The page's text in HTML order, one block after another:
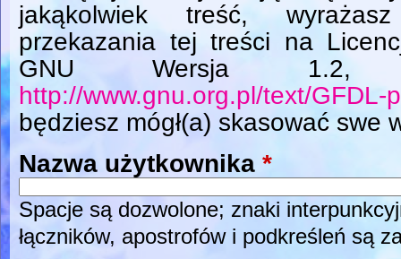
jakąkolwiek treść,
przekazania tej treści na
GNU Wersja 1.2,
http://www.gnu.org.pl/text/GFDL-
będziesz mógł(a) skasować swe
Nazwa użytkownika *
Spacje są dozwolone; znaki
łączników, apostrofów i podkreśleń są